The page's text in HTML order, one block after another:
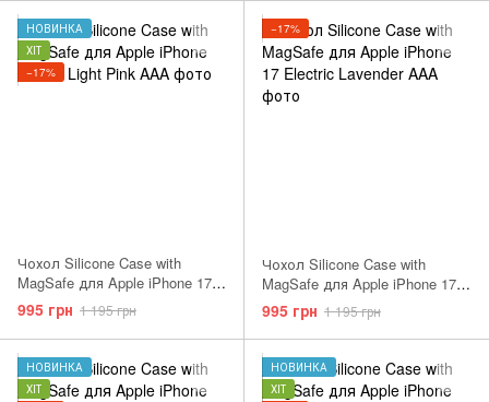
НОВИНКА
ХІТ
−17%
Чохол Silicone Case with
MagSafe для Apple iPhone 17
Pro Light Moss AAA
995 грн 1 195 грн
−17%
Чохол Silicone Case with
MagSafe для Apple iPhone 17
Purple Fog AAA
995 грн 1 195 грн
НОВИНКА
ХІТ
НОВИНКА
ХІТ